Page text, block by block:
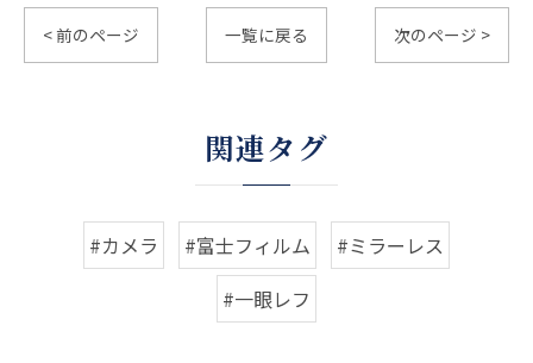
< 前のページ 一覧に戻る 次のページ >
関連タグ
#カメラ #富士フィルム
#ミラーレス
#一眼レフ